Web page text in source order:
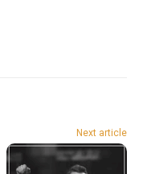
Next article